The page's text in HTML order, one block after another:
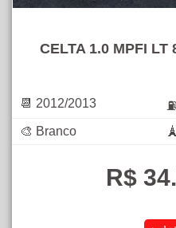
CELTA 1.0 MPFI LT
📆 2012/2013
🎨 Branco
R$